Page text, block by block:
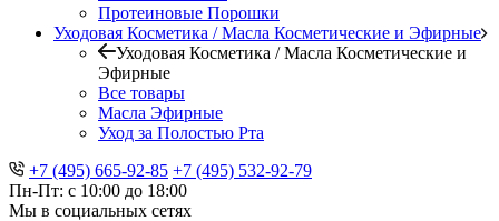
Протеиновые Порошки
Уходовая Косметика / Масла Косметические и Эфирные
Уходовая Косметика / Масла Косметические и
Эфирные
Все товары
Масла Эфирные
Уход за Полостью Рта
+7 (495) 665-92-85 +7 (495) 532-92-79
Пн-Пт: с 10:00 до 18:00
Мы в социальных сетях